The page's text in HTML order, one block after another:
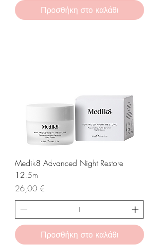
Προσθήκη στο καλάθι
Medik8 Advanced Night Restore
12.5ml
Τιμή
26,00 €
Προσθήκη στο καλάθι